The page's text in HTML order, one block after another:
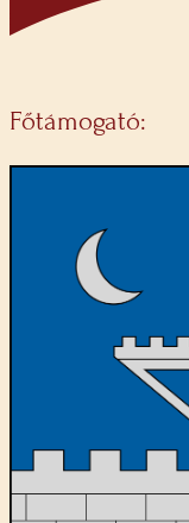
Főtámogató: